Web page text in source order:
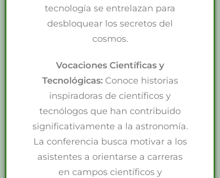
tecnología se entrelazan para
desbloquear los secretos del
cosmos.
Vocaciones Científicas y
Tecnológicas:Conoce historias
inspiradoras de científicos y
tecnólogos que han contribuido
significativamente a la astronomía.
La conferencia busca motivar a los
asistentes a orientarse a carreras
en campos científicos y